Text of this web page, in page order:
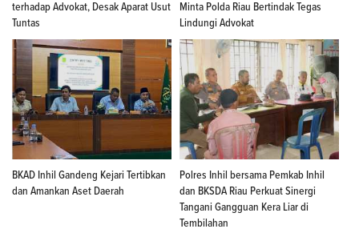
terhadap Advokat, Desak Aparat Usut
Tuntas
Minta Polda Riau Bertindak Tegas
Lindungi Advokat
BKAD Inhil Gandeng Kejari Tertibkan
dan Amankan Aset Daerah
Polres Inhil bersama Pemkab Inhil
dan BKSDA Riau Perkuat Sinergi
Tangani Gangguan Kera Liar di
Tembilahan